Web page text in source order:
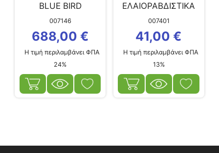
BLUE BIRD
50,4V/18AHR ΜΕ
ΣΥΝΔΕΤΙΚΟ
ΚΑΛΩΔΙΟ ΚΑΙ
ΦΟΡΤΙΣΤΗ
ΜΠΑΤΑΡΙΑΣ
007146
688,00 €
Η τιμή περιλαμβάνει ΦΠΑ
24%
ΕΛΑΙΟΡΑΒΔΙΣΤΙΚΑ
ASTERAS CF 4X4
007401
41,00 €
Η τιμή περιλαμβάνει ΦΠΑ
13%